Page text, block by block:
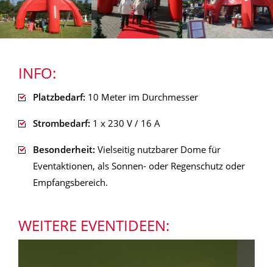
INFO:
Platzbedarf: 10 Meter im Durchmesser
Strombedarf: 1 x 230 V / 16 A
Besonderheit: Vielseitig nutzbarer Dome für
Eventaktionen, als Sonnen- oder Regenschutz oder
Empfangsbereich.
WEITERE EVENTIDEEN: